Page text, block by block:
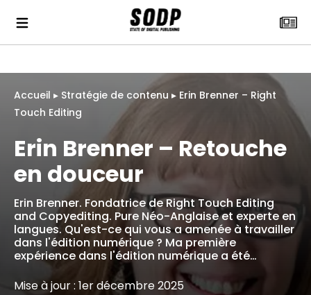
Accueil ▸ Stratégie de contenu ▸ Erin Brenner – Right
Touch Editing
Erin Brenner – Retouche
en douceur
Erin Brenner. Fondatrice de Right Touch Editing
and Copyediting. Pure Néo-Anglaise et experte en
langues. Qu'est-ce qui vous a amenée à travailler
dans l'édition numérique ? Ma première
expérience dans l'édition numérique a été…
Mise à jour : 1er décembre 2025